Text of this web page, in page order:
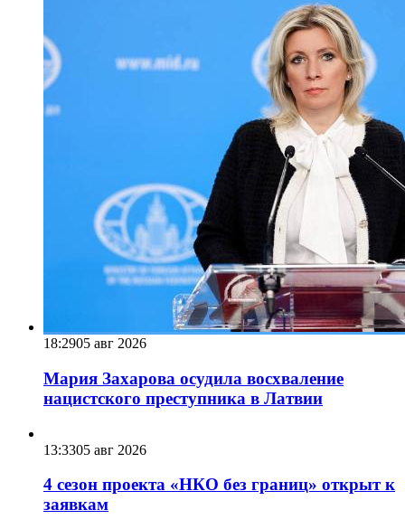
18:2905 авг 2026
Мария Захарова осудила восхваление
нацистского преступника в Латвии
13:3305 авг 2026
4 сезон проекта «НКО без границ» открыт к
заявкам